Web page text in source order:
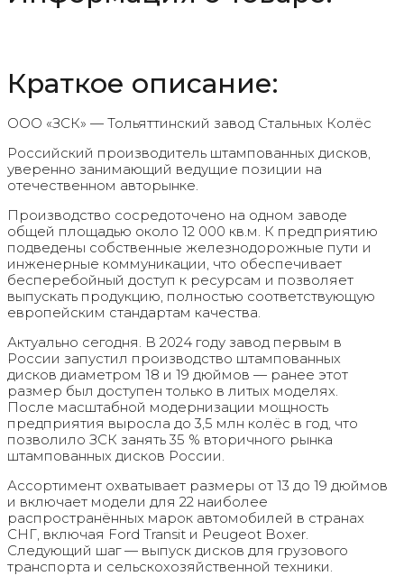
Краткое описание:
ООО «ЗСК» — Тольяттинский завод Стальных Колёс
Российский производитель штампованных дисков,
уверенно занимающий ведущие позиции на
отечественном авторынке.
Производство сосредоточено на одном заводе
общей площадью около 12 000 кв.м. К предприятию
подведены собственные железнодорожные пути и
инженерные коммуникации, что обеспечивает
бесперебойный доступ к ресурсам и позволяет
выпускать продукцию, полностью соответствующую
европейским стандартам качества.
Актуально сегодня. В 2024 году завод первым в
России запустил производство штампованных
дисков диаметром 18 и 19 дюймов — ранее этот
размер был доступен только в литых моделях.
После масштабной модернизации мощность
предприятия выросла до 3,5 млн колёс в год, что
позволило ЗСК занять 35 % вторичного рынка
штампованных дисков России.
Ассортимент охватывает размеры от 13 до 19 дюймов
и включает модели для 22 наиболее
распространённых марок автомобилей в странах
СНГ, включая Ford Transit и Peugeot Boxer.
Следующий шаг — выпуск дисков для грузового
транспорта и сельскохозяйственной техники.